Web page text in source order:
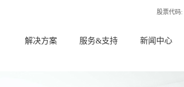
股票代码:
解决方案 服务&支持 新闻中心